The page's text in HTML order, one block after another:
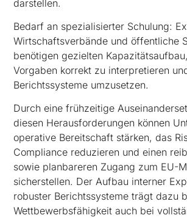
darstellen.
Bedarf an spezialisierter Schulung:
Wirtschaftsverbände und öffentliche
benötigen gezielten
Vorgaben korrekt zu interpretieren
Berichtssysteme umzusetzen.
Durch eine frühzeitige
diesen Herausforderungen können
operative Bereitschaft stärken, das
Compliance reduzieren und einen
sowie planbareren Zugang zum EU-
sicherstellen. Der Aufbau interner
robuster Berichtssysteme trägt dazu
Wettbewerbsfähigkeit auch bei